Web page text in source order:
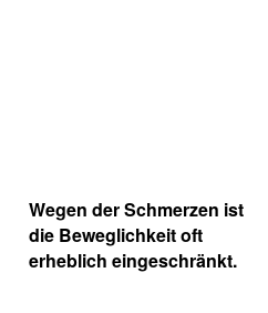
Wegen der Schmerzen ist
die Beweglichkeit oft
erheblich eingeschränkt.